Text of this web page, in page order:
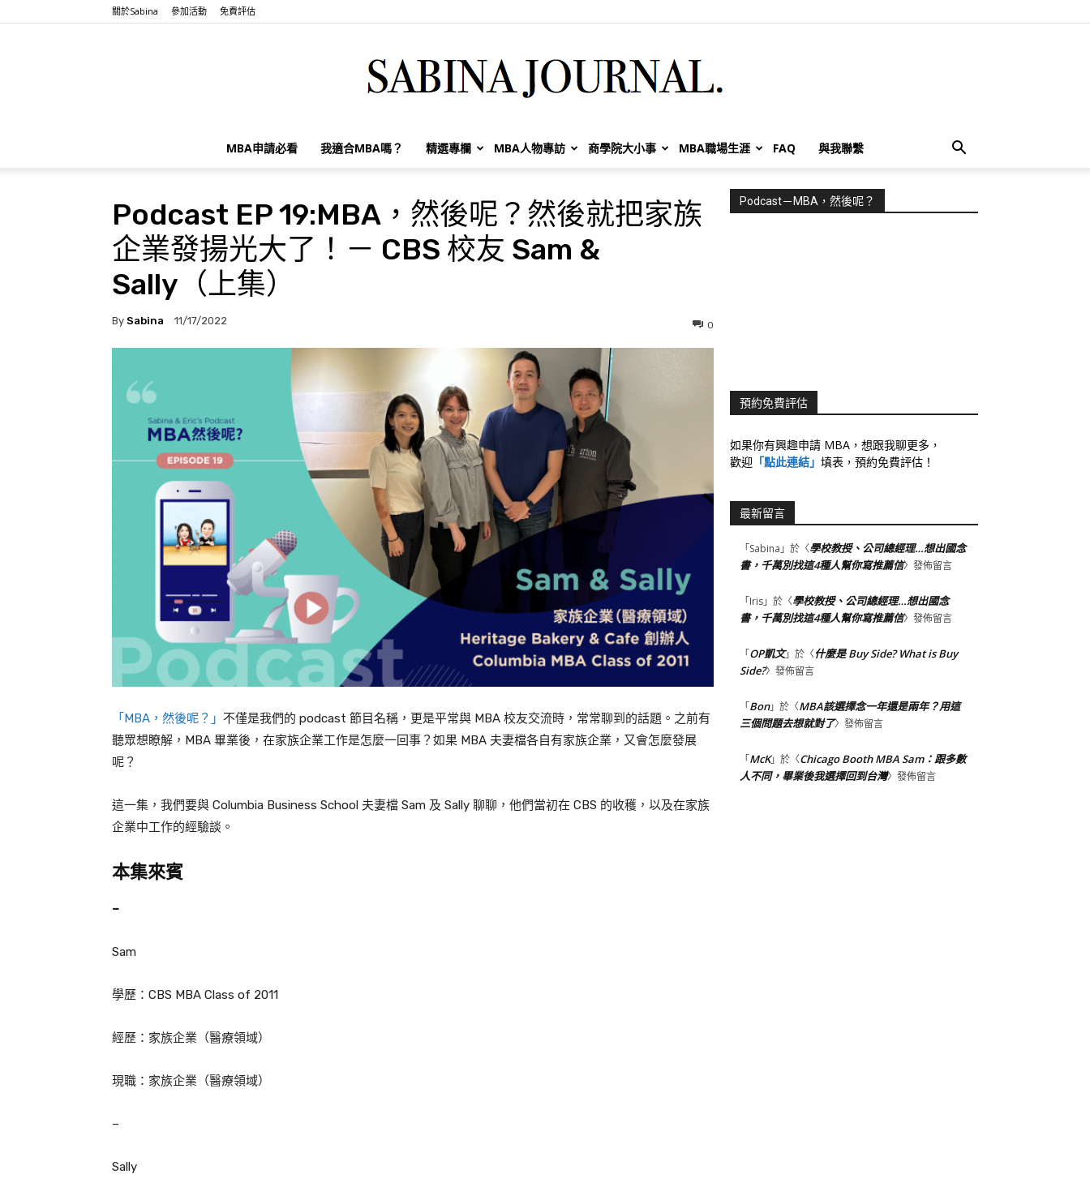
關於Sabina 參加活動 免費評估
Sabina
Huang
MBA申請必看 我適合MBA嗎？ 精選專欄 MBA人物專訪 商學院大小事 MBA職場生涯 FAQ 與我聯繫
Podcast EP 19:MBA，然後呢？然後就把家族
企業發揚光大了！－ CBS 校友 Sam &
Sally（上集）
By Sabina 11/17/2022 0
「 MBA ，然後呢？」 不僅是我們的 podcast 節目名稱，更是平常與 MBA 校友交流時，常常聊到的話題。之前有
聽眾想瞭解， MBA 畢業後，在家族企業工作是怎麼一回事？如果 MBA 夫妻檔各自有家族企業，又會怎麼發展
呢？
這一集，我們要與 Columbia Business School 夫妻檔 Sam 及 Sally 聊聊，他們當初在 CBS 的收穫，以及在家族
企業中工作的經驗談。
本集來賓
–
Sam
學歷： CBS MBA Class of 2011
經歷： 家族企業（醫療領域）
現職： 家族企業（醫療領域）
–
Sally
Podcast－MBA，然後呢？
預約免費評估
如果你有興趣申請 MBA，想跟我聊更多，
歡迎 「點此連結」 填表，預約免費評估！
最新留言
「Sabina 」於〈學校教授、公司總經理…想出國念
書，千萬別找這4種人幫你寫推薦信〉發佈留言
「Iris」於〈學校教授、公司總經理…想出國念
書，千萬別找這4種人幫你寫推薦信〉發佈留言
「OP凱文」於〈什麼是 Buy Side? What is Buy
Side?〉發佈留言
「Bon」於〈MBA該選擇念一年還是兩年？用這
三個問題去想就對了〉發佈留言
「McK」於〈Chicago Booth MBA Sam：跟多數
人不同，畢業後我選擇回到台灣〉發佈留言